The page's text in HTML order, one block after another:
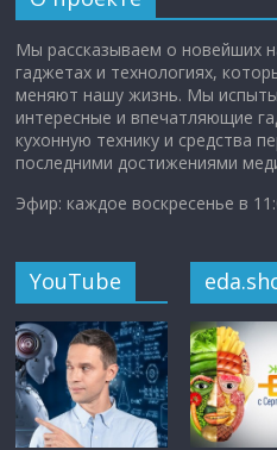
Мы рассказываем о новейших
гаджетах и технологиях,
меняют нашу жизнь. Мы
интересные и впечатляющие
кухонную технику и средства
последними достижениями
Эфир: каждое воскресенье в
YouTube